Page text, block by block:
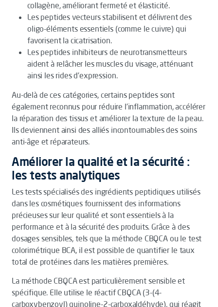
collagène, améliorant fermeté et élasticité.
Les peptides vecteurs stabilisent et délivrent des
oligo-éléments essentiels (comme le cuivre) qui
favorisent la cicatrisation.
Les peptides inhibiteurs de neurotransmetteurs
aident à relâcher les muscles du visage, atténuant
ainsi les rides d’expression.
Au-delà de ces catégories, certains peptides sont
également reconnus pour réduire l’inflammation, accélérer
la réparation des tissus et améliorer la texture de la peau.
Ils deviennent ainsi des alliés incontournables des soins
anti-âge et réparateurs.
Améliorer la qualité et la sécurité :
les tests analytiques
Les tests spécialisés des ingrédients peptidiques utilisés
dans les cosmétiques fournissent des informations
précieuses sur leur qualité et sont essentiels à la
performance et à la sécurité des produits. Grâce à des
dosages sensibles, tels que la méthode CBQCA ou le test
colorimétrique BCA, il est possible de quantifier le taux
total de protéines dans les matières premières.
La méthode CBQCA est particulièrement sensible et
spécifique. Elle utilise le réactif CBQCA (3-(4-
carboxybenzoyl) quinoline-2-carboxaldéhyde), qui réagit